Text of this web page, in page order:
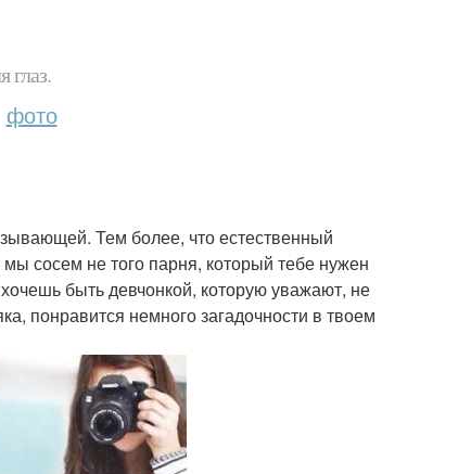
глаз.
фото
Тем более, что естественный
сосем не того парня, который тебе нужен
быть девчонкой, которую уважают, не
понравится немного загадочности в твоем